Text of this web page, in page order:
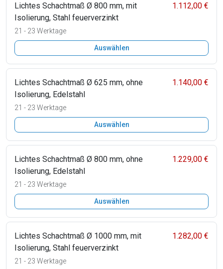
Lichtes Schachtmaß Ø 800 mm, mit
Isolierung, Stahl feuerverzinkt
1.112,00 €
21 - 23 Werktage
Auswählen
Lichtes Schachtmaß Ø 625 mm, ohne
Isolierung, Edelstahl
1.140,00 €
21 - 23 Werktage
Auswählen
Lichtes Schachtmaß Ø 800 mm, ohne
Isolierung, Edelstahl
1.229,00 €
21 - 23 Werktage
Auswählen
Lichtes Schachtmaß Ø 1000 mm, mit
Isolierung, Stahl feuerverzinkt
1.282,00 €
21 - 23 Werktage